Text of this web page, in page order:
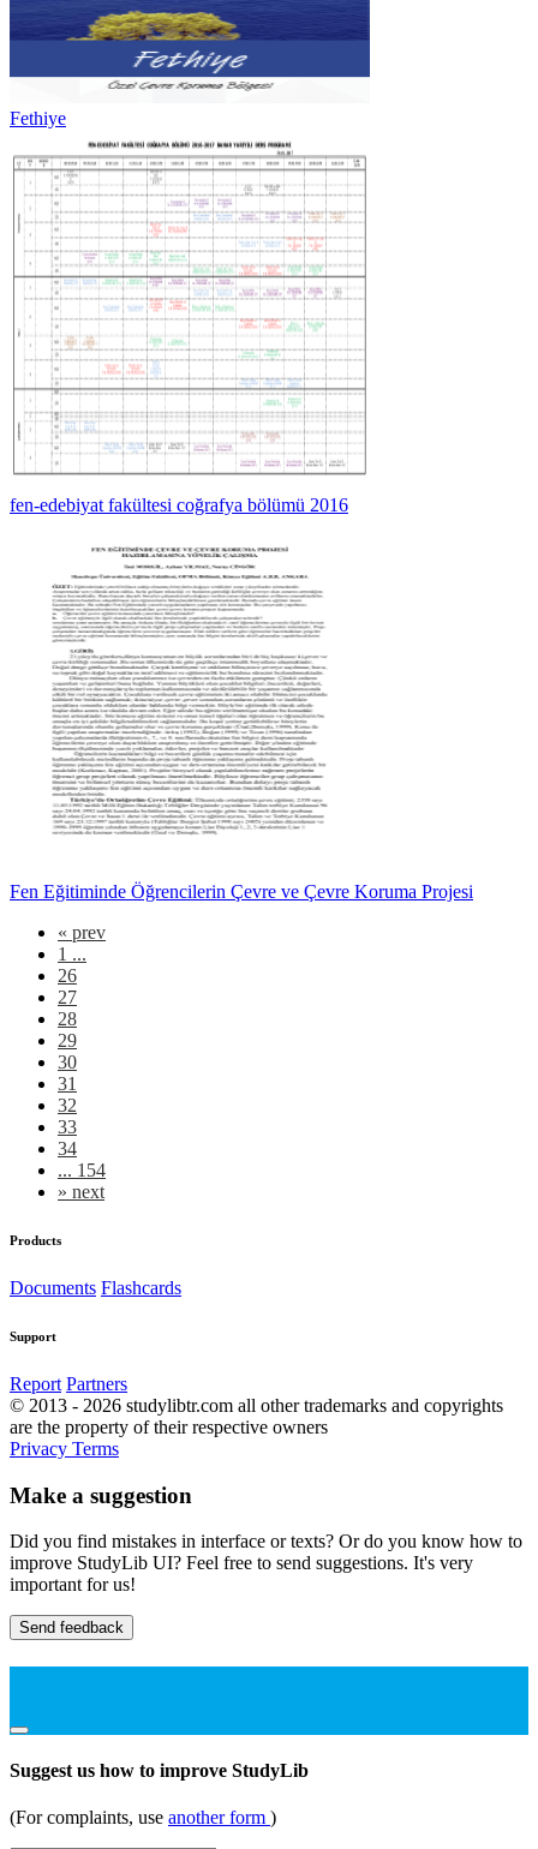
Fethiye
fen-edebiyat fakültesi coğrafya bölümü 2016
Fen Eğitiminde Öğrencilerin Çevre ve Çevre Koruma Projesi
« prev
1 ...
26
27
28
29
30
31
32
33
34
... 154
» next
Products
Documents Flashcards
Support
Report Partners
© 2013 - 2026 studylibtr.com all other trademarks and copyrights
are the property of their respective owners
Privacy Terms
Make a suggestion
Did you find mistakes in interface or texts? Or do you know how to
improve StudyLib UI? Feel free to send suggestions. It's very
important for us!
Send feedback
Suggest us how to improve StudyLib
(For complaints, use another form )